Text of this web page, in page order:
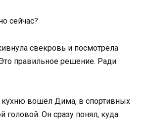
сейчас?
свекровь и посмотрела
правильное решение. Ради
кухню вошёл Дима, в спортивных
головой. Он сразу понял, куда